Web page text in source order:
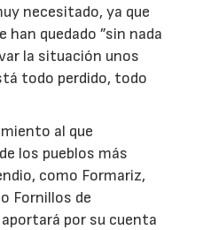
necesitado, ya que
han quedado ”sin nada
la situación unos
todo perdido, todo
al que
los pueblos más
como Formariz,
Fornillos de
por su cuenta